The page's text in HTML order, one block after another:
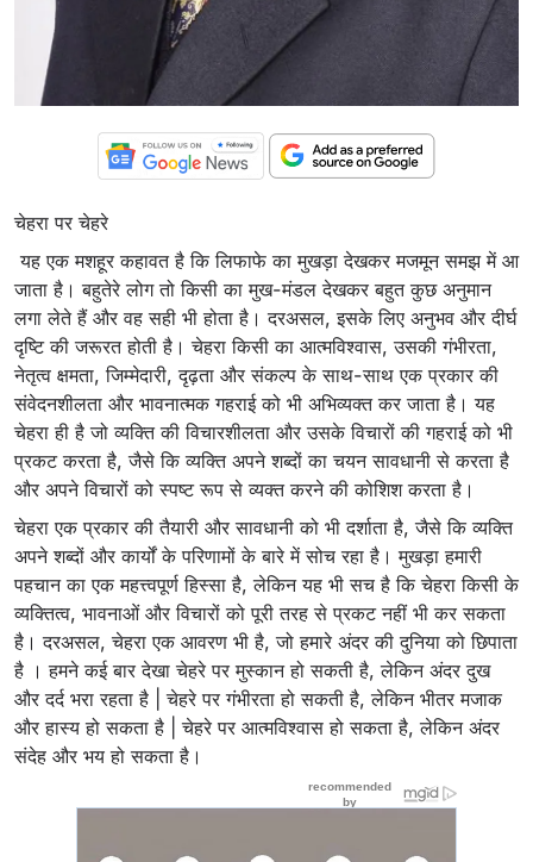
चेहरा पर चेहरे
यह एक मशहूर कहावत है कि लिफाफे का मुखड़ा देखकर मजमून समझ में आ
जाता है। बहुतेरे लोग तो किसी का मुख-मंडल देखकर बहुत कुछ अनुमान
लगा लेते हैं और वह सही भी होता है। दरअसल, इसके लिए अनुभव और दीर्घ
दृष्टि की जरूरत होती है। चेहरा किसी का आत्मविश्वास, उसकी गंभीरता,
नेतृत्व क्षमता, जिम्मेदारी, दृढ़ता और संकल्प के साथ-साथ एक प्रकार की
संवेदनशीलता और भावनात्मक गहराई को भी अभिव्यक्त कर जाता है। यह
चेहरा ही है जो व्यक्ति की विचारशीलता और उसके विचारों की गहराई को भी
प्रकट करता है, जैसे कि व्यक्ति अपने शब्दों का चयन सावधानी से करता है
और अपने विचारों को स्पष्ट रूप से व्यक्त करने की कोशिश करता है।
चेहरा एक प्रकार की तैयारी और सावधानी को भी दर्शाता है, जैसे कि व्यक्ति
अपने शब्दों और कार्यों के परिणामों के बारे में सोच रहा है। मुखड़ा हमारी
पहचान का एक महत्त्वपूर्ण हिस्सा है, लेकिन यह भी सच है कि चेहरा किसी के
व्यक्तित्व, भावनाओं और विचारों को पूरी तरह से प्रकट नहीं भी कर सकता
है। दरअसल, चेहरा एक आवरण भी है, जो हमारे अंदर की दुनिया को छिपाता
है । हमने कई बार देखा चेहरे पर मुस्कान हो सकती है, लेकिन अंदर दुख
और दर्द भरा रहता है | चेहरे पर गंभीरता हो सकती है, लेकिन भीतर मजाक
और हास्य हो सकता है | चेहरे पर आत्मविश्वास हो सकता है, लेकिन अंदर
संदेह और भय हो सकता है।